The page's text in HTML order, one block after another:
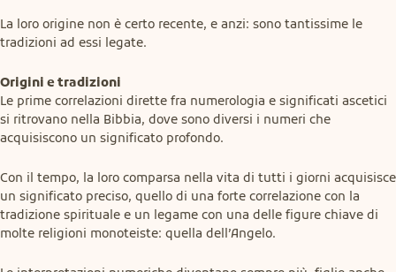
La loro origine non è certo recente, e anzi: sono tantissime le
tradizioni ad essi legate.
Origini e tradizioni
Le prime correlazioni dirette fra numerologia e significati ascetici
si ritrovano nella Bibbia, dove sono diversi i numeri che
acquisiscono un significato profondo.
Con il tempo, la loro comparsa nella vita di tutti i giorni acquisisce
un significato preciso, quello di una forte correlazione con la
tradizione spirituale e un legame con una delle figure chiave di
molte religioni monoteiste: quella dell’Angelo.